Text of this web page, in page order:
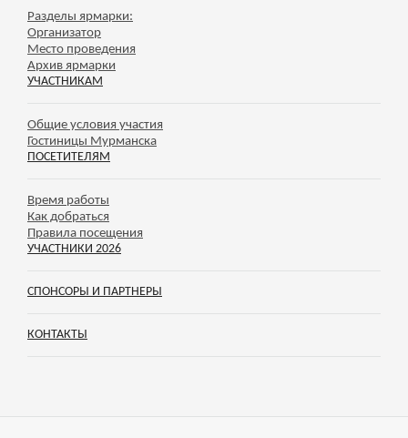
Разделы ярмарки:
Организатор
Место проведения
Архив ярмарки
УЧАСТНИКАМ
Общие условия участия
Гостиницы Мурманска
ПОСЕТИТЕЛЯМ
Время работы
Как добраться
Правила посещения
УЧАСТНИКИ 2026
СПОНСОРЫ И ПАРТНЕРЫ
КОНТАКТЫ